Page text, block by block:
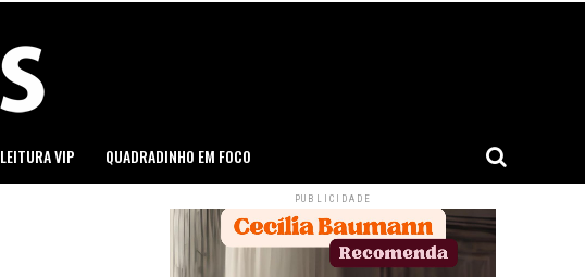
LEITURA VIP QUADRADINHO EM FOCO
PUBLICIDADE